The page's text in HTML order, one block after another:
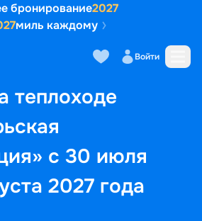
бронирование2027
миль каждому
Войти
теплоходе
с 30 июля
2027 года
Выбор кают Маршрут и